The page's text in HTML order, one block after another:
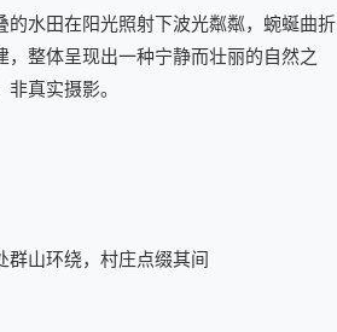
水田在阳光照射下波光粼粼，蜿蜒曲折
整体呈现出一种宁静而壮丽的自然之
真实摄影。
山环绕，村庄点缀其间